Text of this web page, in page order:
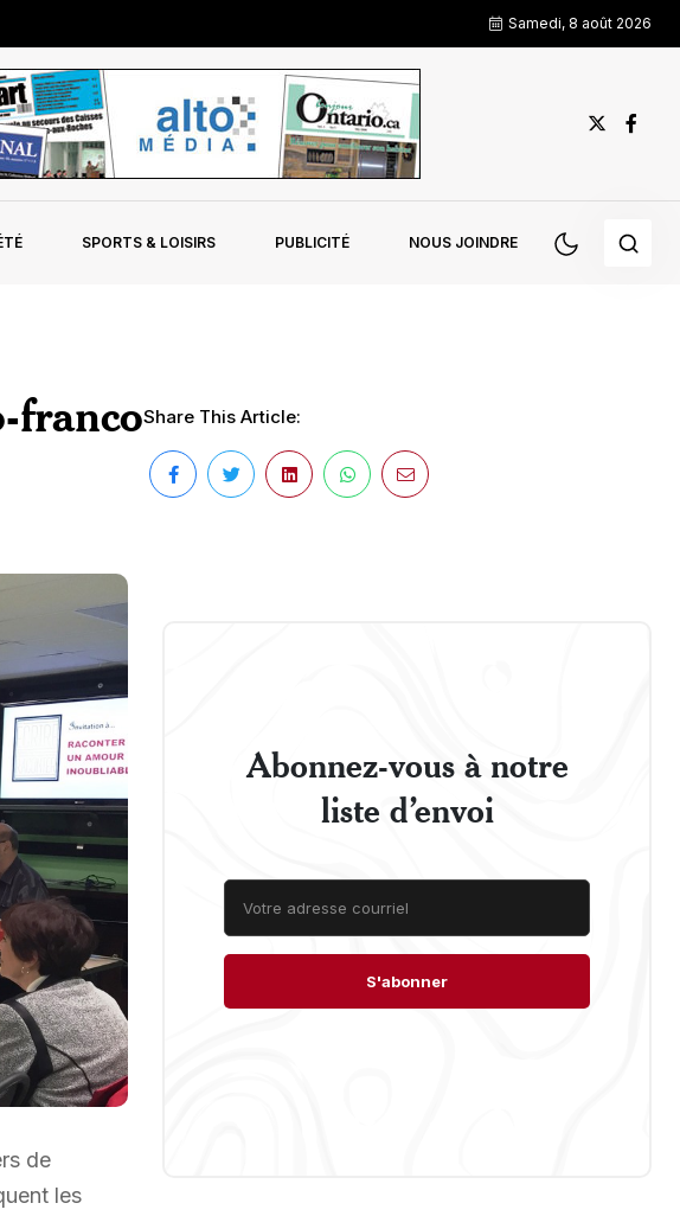
Samedi, 8 août 2026
SPORTS & LOISIRS PUBLICITÉ NOUS JOINDRE
francoShare This Article:
de
les
Abonnez-vous à notre
liste d’envoi